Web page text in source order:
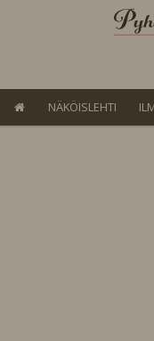
NÄKÖISLEHTI